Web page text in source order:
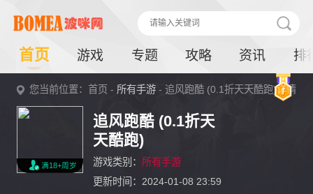
首页 游戏 专题 攻略 资讯 排
您当前位置：首页 - 所有手游 - 追风跑酷 (0.1折天天酷跑)详情
满18+周岁
追风跑酷 (0.1折天
天酷跑)
游戏类别： 所有手游
更新时间：2024-01-08 23:59